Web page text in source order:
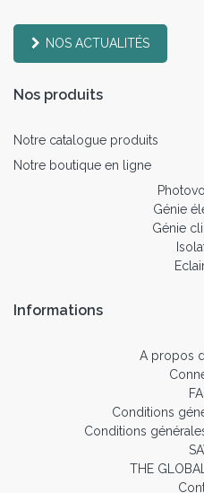
NOS ACTUALITÉS
Nos produits
Notre catalogue produits
Notre boutique en ligne
Génie
Génie
Informations
A propos
Conditions
Conditions
THE